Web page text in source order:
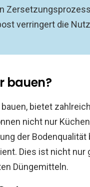
verringert die
bauen?
bietet
nicht nur
der Bodenqualität
Dies ist nicht nur
Düngemitteln.